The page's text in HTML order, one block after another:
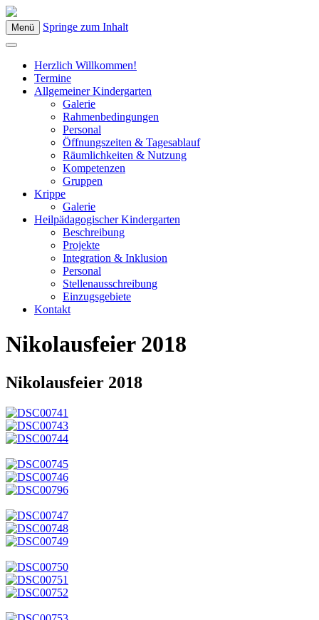
Kindergarten Bad Blumau
Menü Springe zum Inhalt
Herzlich Willkommen!
Termine
Allgemeiner Kindergarten
Galerie
Rahmenbedingungen
Personal
Öffnungszeiten & Tagesablauf
Räumlichkeiten & Nutzung
Kompetenzen
Gruppen
Krippe
Galerie
Heilpädagogischer Kindergarten
Beschreibung
Projekte
Integration & Inklusion
Personal
Stellenausschreibung
Einzugsgebiete
Kontakt
Nikolausfeier 2018
Nikolausfeier 2018